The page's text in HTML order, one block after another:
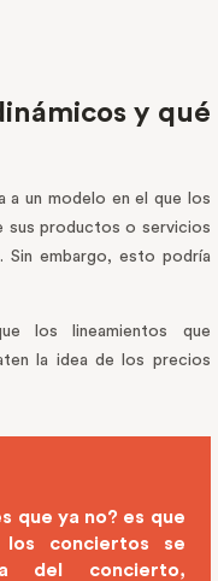
y qué
a un modelo en el que los
sus productos o servicios
Sin embargo, esto podría
los lineamientos que
la idea de los precios
que ya no? es que
conciertos se
del concierto,